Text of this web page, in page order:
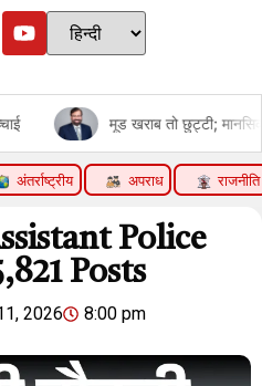
छुट्टी; मानसिक सेहत का इलाज या
अंतर्राष्ट्रीय अपराध राजनीति
Police
Posts
2026 8:00 pm